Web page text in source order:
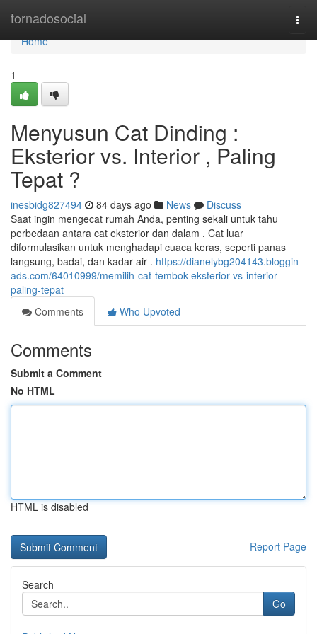
tornadosocial
Home
Home
1
Menyusun Cat Dinding :
Eksterior vs. Interior , Paling
Tepat ?
inesbidg827494 84 days ago News
Discuss
Saat ingin mengecat rumah Anda, penting sekali untuk tahu
perbedaan antara cat eksterior dan dalam . Cat luar
diformulasikan untuk menghadapi cuaca keras, seperti panas
langsung, badai, dan kadar air . https://dianelybg204143.bloggin-
ads.com/64010999/memilih-cat-tembok-eksterior-vs-interior-
paling-tepat
Comments
Who Upvoted
Comments
Submit a Comment
No HTML
HTML is disabled
Report Page
Search
Go